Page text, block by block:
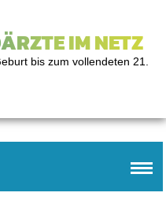
IM NETZ
bis zum vollendeten 21.